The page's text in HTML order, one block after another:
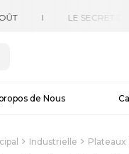
de Nous
Industrielle Plateaux